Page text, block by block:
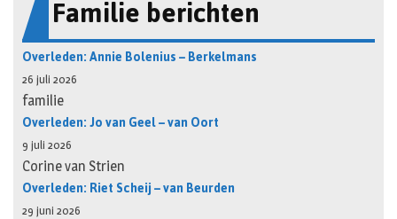
Familie berichten
Overleden: Annie Bolenius – Berkelmans
26 juli 2026
familie
Overleden: Jo van Geel – van Oort
9 juli 2026
Corine van Strien
Overleden: Riet Scheij – van Beurden
29 juni 2026